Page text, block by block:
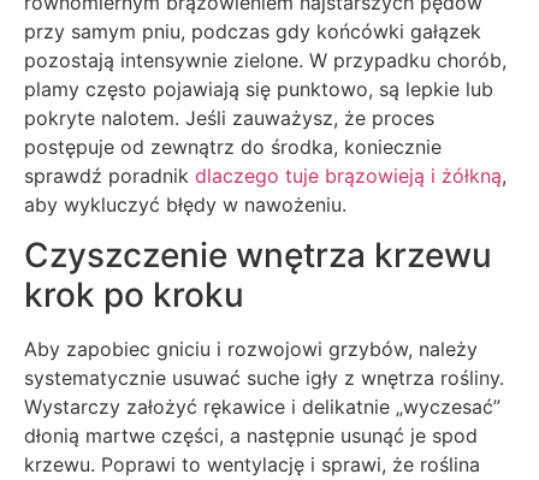
przy samym pniu, podczas gdy końcówki gałązek
pozostają intensywnie zielone. W przypadku chorób,
plamy często pojawiają się punktowo, są lepkie lub
pokryte nalotem. Jeśli zauważysz, że proces
postępuje od zewnątrz do środka, koniecznie
sprawdź poradnik dlaczego tuje brązowieją i żółkną,
aby wykluczyć błędy w nawożeniu.
Czyszczenie wnętrza krzewu
krok po kroku
Aby zapobiec gniciu i rozwojowi grzybów, należy
systematycznie usuwać suche igły z wnętrza rośliny.
Wystarczy założyć rękawice i delikatnie „wyczesać”
dłonią martwe części, a następnie usunąć je spod
krzewu. Poprawi to wentylację i sprawi, że roślina